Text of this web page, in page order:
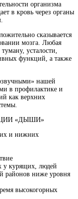
организма
в кровь через органы
сказывается
мозга. Любая
усталости,
функций, а также
нашей
в профилактике и
как верхних
«ДЫШИ»
и нижних
у курящих, людей
районов ниже уровня
высокогорных